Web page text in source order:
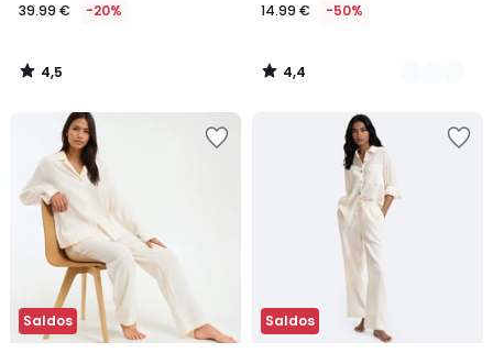
39.99 € -20%
4,5
/
14.99 € -50%
4,4
/
Saldos Saldos